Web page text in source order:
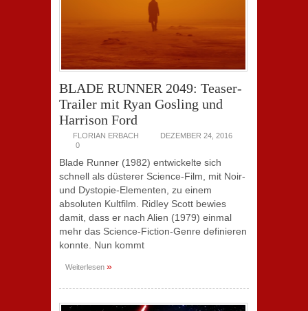
BLADE RUNNER 2049: Teaser-
Trailer mit Ryan Gosling und
Harrison Ford
FLORIAN ERBACH
DEZEMBER 24, 2016
0
Blade Runner (1982) entwickelte sich
schnell als düsterer Science-Film, mit Noir-
und Dystopie-Elementen, zu einem
absoluten Kultfilm. Ridley Scott bewies
damit, dass er nach Alien (1979) einmal
mehr das Science-Fiction-Genre definieren
konnte. Nun kommt
Weiterlesen »